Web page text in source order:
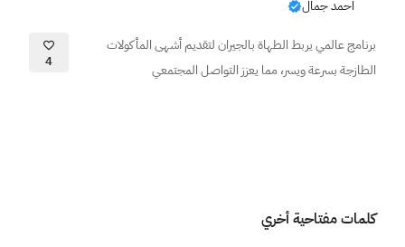
احمد جمال
برنامج عالمي يربط الطهاة بالجيران لتقديم أشهى المأكولات
الطازجة بسرعة ويسر، مما يعزز التواصل المجتمعي
4
كلمات مفتاحية أخري